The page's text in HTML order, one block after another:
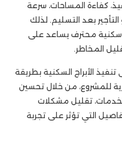
كفاءة المساحات، سرعة
التأجير بعد التسليم. لذلك
سكنية محترف يساعد على
المخاطر.
الأبراج السكنية بطريقة
للمشروع، من خلال تحسين
تقليل مشكلات
التي تؤثر على تجربة